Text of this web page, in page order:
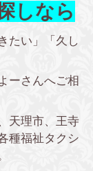
しなら
たい」「久し
ーさんへご相
天理市、王寺
種福祉タクシ